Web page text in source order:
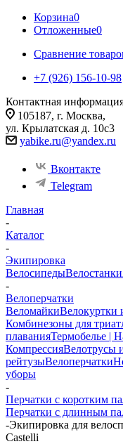
Корзина0
Отложенные0
Сравнение
+7 (926) 156-10-98
Контактная
105187, г. Москва,
ул. Крылатская д. 10с3
yabike.ru@yandex.ru
Вконтакте
Telegram
Главная
-
Каталог
-
Экипировка
ВелосипедыВелостанки
-
Велоперчатки
ВеломайкиВелокуртки
Комбинезоны для
плаванияТермобелье |
КомпрессияВелотрусы
рейтузыВелоперчатки
уборы
-
Перчатки с коротким
Перчатки с длинным
-Экипировка для
Castelli